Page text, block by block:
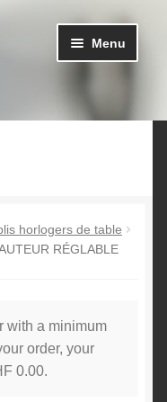
Menu
le
horlogers de table
RÉGLABLE
with a minimum
order, your
0.00.